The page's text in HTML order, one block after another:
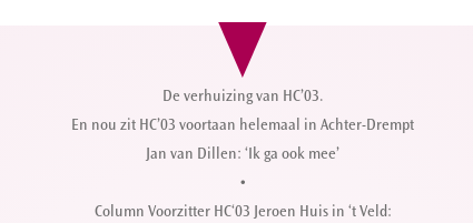
De verhuizing van HC’03.
En nou zit HC’03 voortaan helemaal in Achter-Drempt
Jan van Dillen: ‘Ik ga ook mee’
•
Column Voorzitter HC‘03 Jeroen Huis in ‘t Veld: